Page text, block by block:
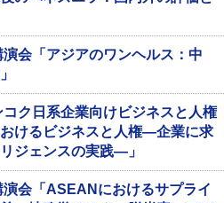
会「アジアのワンヘルス：中
ク日系企業向けビジネスと人権
けるビジネスと人権―企業に求
ジェンスの実践―」
会「ASEANにおけるサプライ